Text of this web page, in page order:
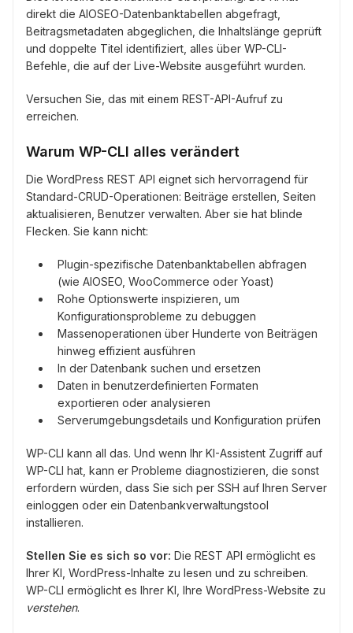
direkt die AIOSEO-Datenbanktabellen abgefragt,
Beitragsmetadaten abgeglichen, die Inhaltslänge geprüft
und doppelte Titel identifiziert, alles über WP-CLI-
Befehle, die auf der Live-Website ausgeführt wurden.
Versuchen Sie, das mit einem REST-API-Aufruf zu
erreichen.
Warum WP-CLI alles verändert
Die WordPress REST API eignet sich hervorragend für
Standard-CRUD-Operationen: Beiträge erstellen, Seiten
aktualisieren, Benutzer verwalten. Aber sie hat blinde
Flecken. Sie kann nicht:
Plugin-spezifische Datenbanktabellen abfragen
(wie AIOSEO, WooCommerce oder Yoast)
Rohe Optionswerte inspizieren, um
Konfigurationsprobleme zu debuggen
Massenoperationen über Hunderte von Beiträgen
hinweg effizient ausführen
In der Datenbank suchen und ersetzen
Daten in benutzerdefinierten Formaten
exportieren oder analysieren
Serverumgebungsdetails und Konfiguration prüfen
WP-CLI kann all das. Und wenn Ihr KI-Assistent Zugriff auf
WP-CLI hat, kann er Probleme diagnostizieren, die sonst
erfordern würden, dass Sie sich per SSH auf Ihren Server
einloggen oder ein Datenbankverwaltungstool
installieren.
Stellen Sie es sich so vor: Die REST API ermöglicht es
Ihrer KI, WordPress-Inhalte zu lesen und zu schreiben.
WP-CLI ermöglicht es Ihrer KI, Ihre WordPress-Website zu
verstehen.